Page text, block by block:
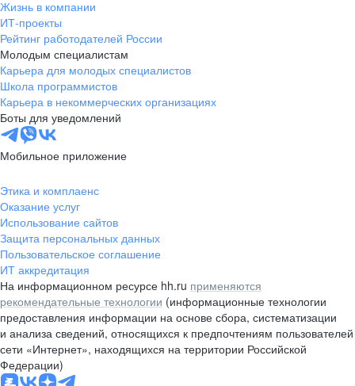
Жизнь в компании
ИТ-проекты
Рейтинг работодателей России
Молодым специалистам
Карьера для молодых специалистов
Школа программистов
Карьера в некоммерческих организациях
Боты для уведомлений
Мобильное приложение
Этика и комплаенс
Оказание услуг
Использование сайтов
Защита персональных данных
Пользовательское соглашение
ИТ аккредитация
На информационном ресурсе hh.ru применяются
рекомендательные технологии (информационные технологии
предоставления информации на основе сбора, систематизации
и анализа сведений, относящихся к предпочтениям пользователей
сети «Интернет», находящихся на территории Российской
Федерации)